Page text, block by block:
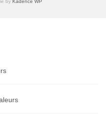
by Kadence WP